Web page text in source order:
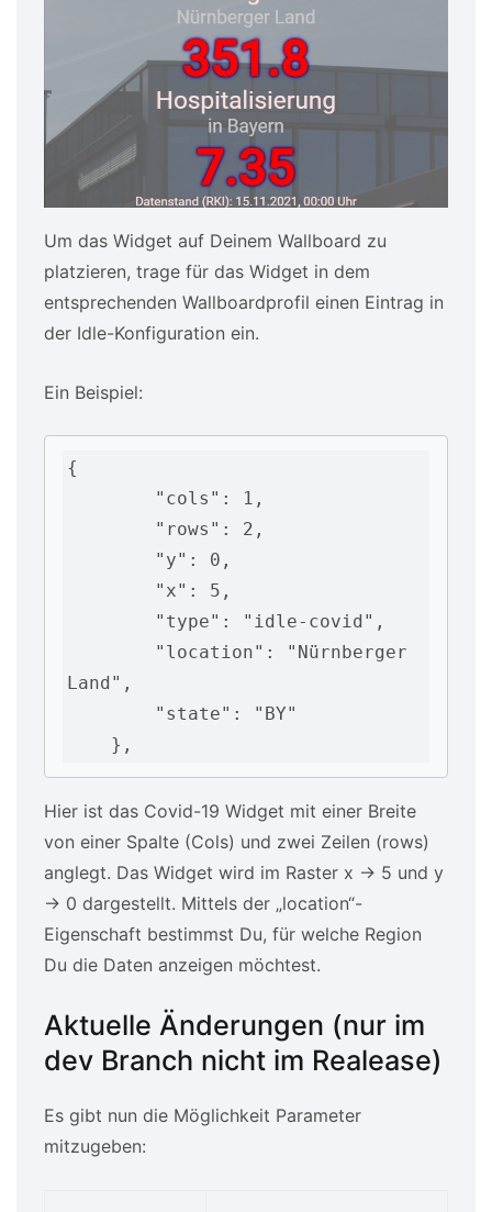
Um das Widget auf Deinem Wallboard zu
platzieren, trage für das Widget in dem
entsprechenden Wallboardprofil einen Eintrag in
der Idle-Konfiguration ein.
Ein Beispiel:
{
Land",
    },
Hier ist das Covid-19 Widget mit einer Breite
von einer Spalte (Cols) und zwei Zeilen (rows)
anglegt. Das Widget wird im Raster x -> 5 und y
-> 0 dargestellt. Mittels der „location“-
Eigenschaft bestimmst Du, für welche Region
Du die Daten anzeigen möchtest.
Aktuelle Änderungen (nur im
dev Branch nicht im Realease)
Es gibt nun die Möglichkeit Parameter
mitzugeben: